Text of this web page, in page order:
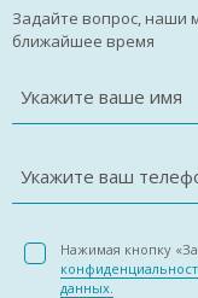
Задайте вопрос, наши
ближайшее время
Укажите ваше имя
Укажите ваш
Нажимая кнопку
данных.